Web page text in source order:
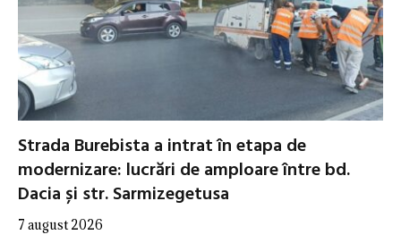
Strada Burebista a intrat în etapa de
modernizare: lucrări de amploare între bd.
Dacia și str. Sarmizegetusa
7 august 2026